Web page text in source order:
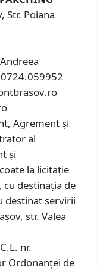
Str. Poiana
Agrement și
al
și
la licitație
destinația de
destinat servirii
str. Valea
nr.
Ordonanței de